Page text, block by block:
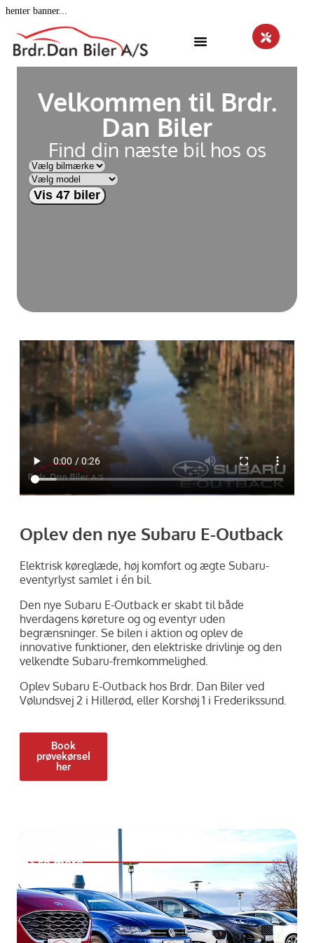
henter banner...
Velkommen til Brdr.
Dan Biler
Find din næste bil hos os
Vis 47 biler
Oplev den nye Subaru E-Outback
Elektrisk køreglæde, høj komfort og ægte Subaru-
eventyrlyst samlet i én bil.
Den nye Subaru E-Outback er skabt til både
hverdagens køreture og og eventyr uden
begrænsninger. Se bilen i aktion og oplev de
innovative funktioner, den elektriske drivlinje og den
velkendte Subaru-fremkommelighed.
Oplev Subaru E-Outback hos Brdr. Dan Biler ved
Vølundsvej 2 i Hillerød, eller Korshøj 1 i Frederikssund.
Book
prøvekørsel
her
BRUGTE BILER
> se mere